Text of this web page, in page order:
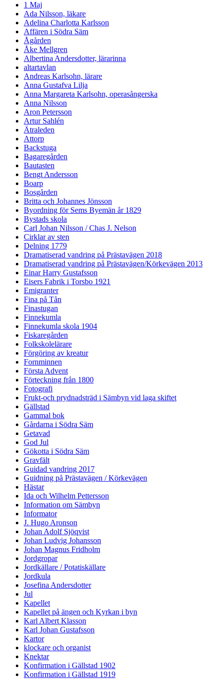
1 Maj
Ada Nilsson, läkare
Adelina Charlotta Karlsson
Affären i Södra Säm
Ågården
Åke Mellgren
Albertina Andersdotter, lärarinna
altartavlan
Andreas Karlsohn, lärare
Anna Gustafva Lilja
Anna Margareta Karlsohn, operasångerska
Anna Nilsson
Aron Petersson
Artur Sahlén
Ätraleden
Attorp
Backstuga
Bagaregården
Bautasten
Bengt Andersson
Boarp
Bosgården
Britta och Johannes Jönsson
Byordning för Sems Byemän år 1829
Bystads skola
Carl Johan Nilsson / Chas J. Nelson
Cirklar av sten
Delning 1779
Dramatiserad vandring på Prästavägen 2018
Dramatiserad vandring på Prästavägen/Körkevägen 2013
Einar Harry Gustafsson
Eisers Fabrik i Torsbo 1921
Emigranter
Fina på Tån
Finastugan
Finnekumla
Finnekumla skola 1904
Fiskaregården
Folkskolelärare
Förgöring av kreatur
Fornminnen
Första Advent
Förteckning från 1800
Fotografi
Frukt-och prydnadsträd i Sämbyn vid laga skiftet
Gällstad
Gammal bok
Gårdarna i Södra Säm
Getavad
God Jul
Gökotta i Södra Säm
Gravfält
Guidad vandring 2017
Guidning på Prästavägen / Körkevägen
Hästar
Ida och Wilhelm Pettersson
Information om Sämbyn
Informator
J. Hugo Aronson
Johan Adolf Sjöqvist
Johan Ludvig Johansson
Johan Magnus Fridholm
Jordgropar
Jordkällare / Potatiskällare
Jordkula
Josefina Andersdotter
Jul
Kapellet
Kapellet på ängen och Kyrkan i byn
Karl Albert Klasson
Karl Johan Gustafsson
Kartor
klockare och organist
Knektar
Konfirmation i Gällstad 1902
Konfirmation i Gällstad 1919